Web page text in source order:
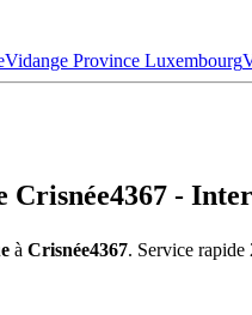
Vidange Province Luxembourg
Crisnée4367 -
à Crisnée4367. Service